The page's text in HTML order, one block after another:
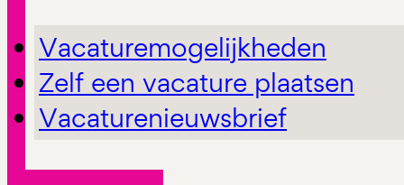
Vacaturemogelijkheden
Zelf een vacature plaatsen
Vacaturenieuwsbrief